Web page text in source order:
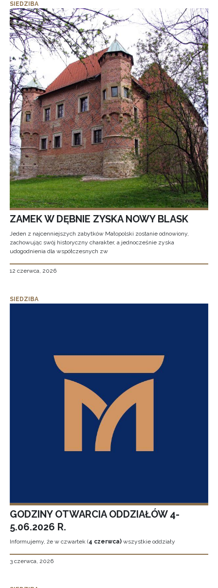
SIEDZIBA
ZAMEK W DĘBNIE ZYSKA NOWY BLASK
Jeden z najcenniejszych zabytków Małopolski zostanie odnowiony,
zachowując swój historyczny charakter, a jednocześnie zyska
udogodnienia dla współczesnych zw
12 czerwca, 2026
SIEDZIBA
GODZINY OTWARCIA ODDZIAŁÓW 4-
5.06.2026 R.
Informujemy, że w czwartek (4 czerwca) wszystkie oddziały
3 czerwca, 2026